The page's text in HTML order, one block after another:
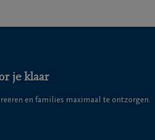
je klaar
en families maximaal te ontzorgen.